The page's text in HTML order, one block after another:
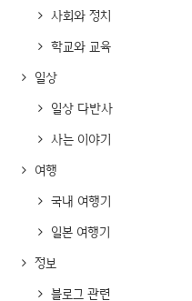
사회와 정치
학교와 교육
일상
일상 다반사
사는 이야기
여행
국내 여행기
일본 여행기
정보
블로그 관련